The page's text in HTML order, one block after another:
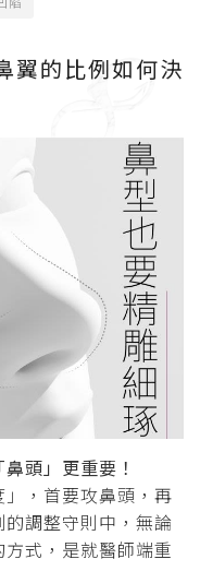
翼的比例如何決
頭」更重要！
，首要攻鼻頭，再
調整守則中，無論
式，是就醫師端重